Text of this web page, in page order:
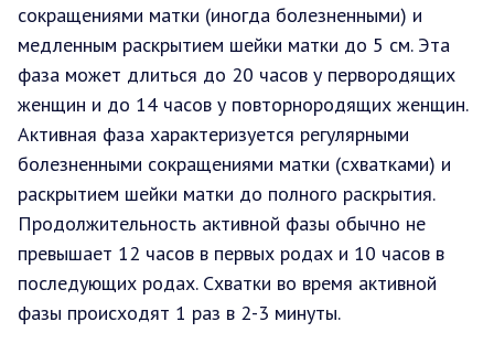
сокращениями матки (иногда болезненными) и
медленным раскрытием шейки матки до 5 см. Эта
фаза может длиться до 20 часов у первородящих
женщин и до 14 часов у повторнородящих женщин.
Активная фаза характеризуется регулярными
болезненными сокращениями матки (схватками) и
раскрытием шейки матки до полного раскрытия.
Продолжительность активной фазы обычно не
превышает 12 часов в первых родах и 10 часов в
последующих родах. Схватки во время активной
фазы происходят 1 раз в 2-3 минуты.